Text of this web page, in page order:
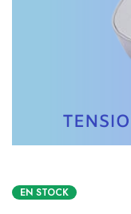
EN STOCK